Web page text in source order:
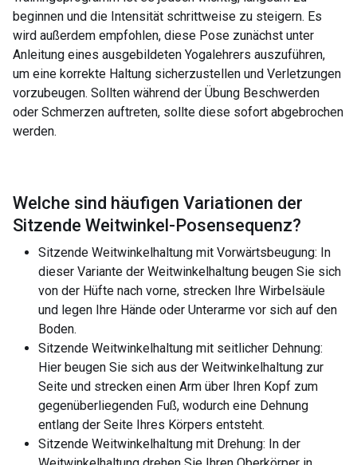
beginnen und die Intensität schrittweise zu steigern. Es
wird außerdem empfohlen, diese Pose zunächst unter
Anleitung eines ausgebildeten Yogalehrers auszuführen,
um eine korrekte Haltung sicherzustellen und Verletzungen
vorzubeugen. Sollten während der Übung Beschwerden
oder Schmerzen auftreten, sollte diese sofort abgebrochen
werden.
Welche sind häufigen Variationen der
Sitzende Weitwinkel-Posensequenz?
Sitzende Weitwinkelhaltung mit Vorwärtsbeugung: In
dieser Variante der Weitwinkelhaltung beugen Sie sich
von der Hüfte nach vorne, strecken Ihre Wirbelsäule
und legen Ihre Hände oder Unterarme vor sich auf den
Boden.
Sitzende Weitwinkelhaltung mit seitlicher Dehnung:
Hier beugen Sie sich aus der Weitwinkelhaltung zur
Seite und strecken einen Arm über Ihren Kopf zum
gegenüberliegenden Fuß, wodurch eine Dehnung
entlang der Seite Ihres Körpers entsteht.
Sitzende Weitwinkelhaltung mit Drehung: In der